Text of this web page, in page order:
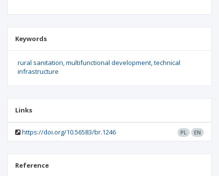
Keywords
rural sanitation multifunctional development technical
infrastructure
Links
https://doi.org/10.56583/br.1246 PL EN
Reference